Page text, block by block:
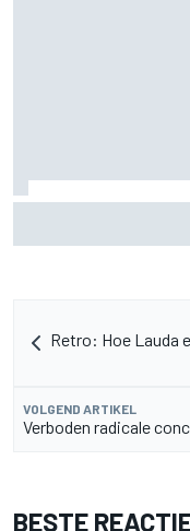
Retro: Hoe Lauda
VOLGEND ARTIKEL
Verboden radicale
BESTE